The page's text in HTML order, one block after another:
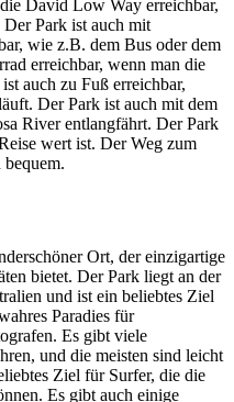
David Low Way erreichbar,
Park ist auch mit
wie z.B. dem Bus oder dem
erreichbar, wenn man die
auch zu Fuß erreichbar,
Der Park ist auch mit dem
River entlangfährt. Der Park
wert ist. Der Weg zum
Ort, der einzigartige
bietet. Der Park liegt an der
und ist ein beliebtes Ziel
Paradies für
Es gibt viele
und die meisten sind leicht
Ziel für Surfer, die die
Es gibt auch einige